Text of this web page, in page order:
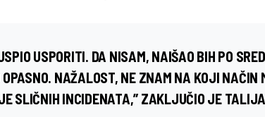
USPORITI. DA NISAM, NAIŠAO BIH PO
NAŽALOST, NE ZNAM NA KOJI NAČIN
SLIČNIH INCIDENATA,” ZAKLJUČIO JE